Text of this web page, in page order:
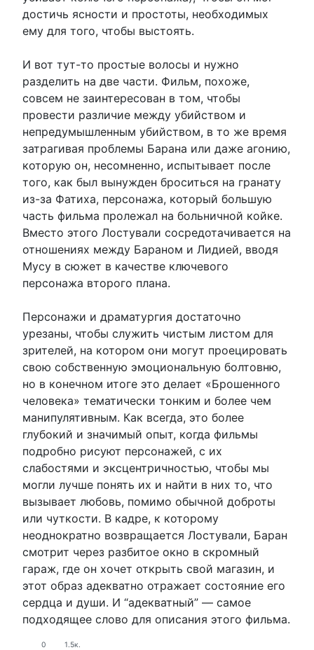
достичь ясности и простоты, необходимых
ему для того, чтобы выстоять.
И вот тут-то простые волосы и нужно
разделить на две части. Фильм, похоже,
совсем не заинтересован в том, чтобы
провести различие между убийством и
непредумышленным убийством, в то же время
затрагивая проблемы Барана или даже агонию,
которую он, несомненно, испытывает после
того, как был вынужден броситься на гранату
из-за Фатиха, персонажа, который большую
часть фильма пролежал на больничной койке.
Вместо этого Лостували сосредотачивается на
отношениях между Бараном и Лидией, вводя
Мусу в сюжет в качестве ключевого
персонажа второго плана.
Персонажи и драматургия достаточно
урезаны, чтобы служить чистым листом для
зрителей, на котором они могут проецировать
свою собственную эмоциональную болтовню,
но в конечном итоге это делает «Брошенного
человека» тематически тонким и более чем
манипулятивным. Как всегда, это более
глубокий и значимый опыт, когда фильмы
подробно рисуют персонажей, с их
слабостями и эксцентричностью, чтобы мы
могли лучше понять их и найти в них то, что
вызывает любовь, помимо обычной доброты
или чуткости. В кадре, к которому
неоднократно возвращается Лостували, Баран
смотрит через разбитое окно в скромный
гараж, где он хочет открыть свой магазин, и
этот образ адекватно отражает состояние его
сердца и души. И “адекватный” — самое
подходящее слово для описания этого фильма.
0 1.5к.